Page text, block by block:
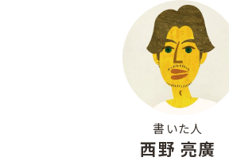
書いた人
西野 亮廣